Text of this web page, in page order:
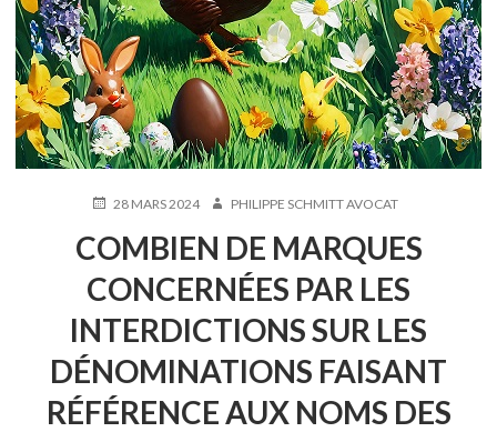
PUBLIÉ28 MARS 2024 AUTEURPHILIPPE SCHMITT AVOCAT
COMBIEN DE MARQUES
CONCERNÉES PAR LES
INTERDICTIONS SUR LES
DÉNOMINATIONS FAISANT
RÉFÉRENCE AUX NOMS DES